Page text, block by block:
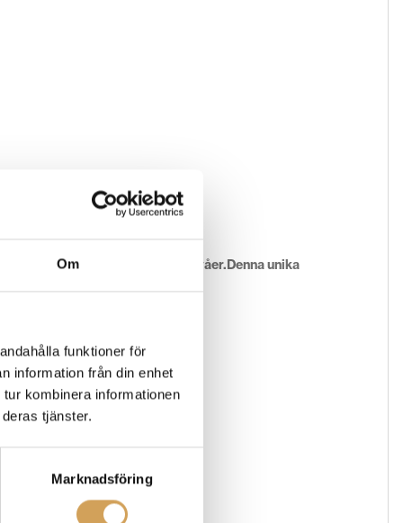
Om
funktioner för
information från din enhet
kombinera informationen
tjänster.
Marknadsföring
distorsionen till hörbar nivåer.Denna unika